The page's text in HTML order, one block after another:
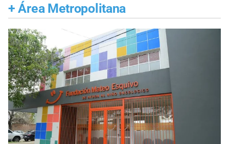
+ Área Metropolitana